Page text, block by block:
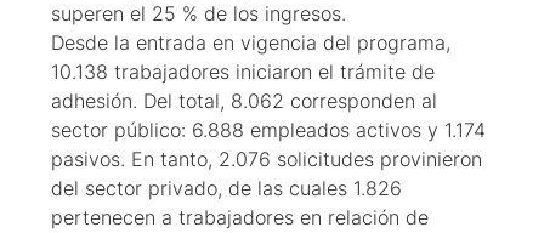
superen el 25 % de los ingresos.
Desde la entrada en vigencia del programa,
10.138 trabajadores iniciaron el trámite de
adhesión. Del total, 8.062 corresponden al
sector público: 6.888 empleados activos y 1.174
pasivos. En tanto, 2.076 solicitudes provinieron
del sector privado, de las cuales 1.826
pertenecen a trabajadores en relación de